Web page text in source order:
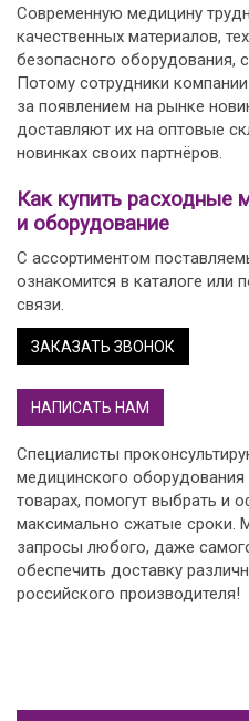
Современную медицину
качественных материалов,
безопасного оборудования,
Потому сотрудники
за появлением на рынке
доставляют их на оптовые
новинках своих партнёров.
Как купить расходные
и оборудование
С ассортиментом
ознакомится в каталоге или
связи.
ЗАКАЗАТЬ ЗВОНОК
НАПИСАТЬ НАМ
Специалисты
медицинского оборудования
товарах, помогут выбрать и
максимально сжатые сроки.
запросы любого, даже
обеспечить доставку
российского производителя!